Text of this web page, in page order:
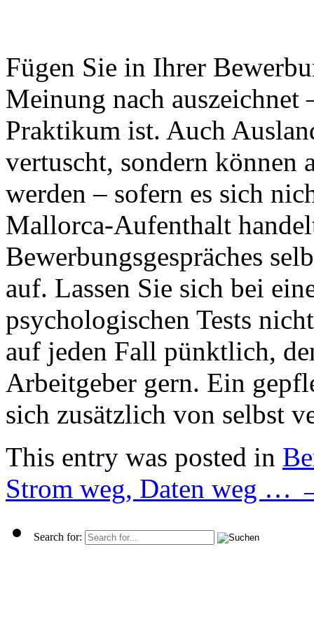
Fügen Sie in Ihrer
Meinung nach auszeichnet
Praktikum ist. Auch
vertuscht, sondern können
werden – sofern es sich
Mallorca-Aufenthalt
Bewerbungsgespräches
auf. Lassen Sie sich bei
psychologischen Tests
auf jeden Fall pünktlich,
Arbeitgeber gern. Ein
sich zusätzlich von selbst
This entry was posted in
Strom weg, Daten weg …
Search for: